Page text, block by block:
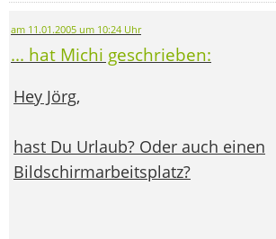
am 11.01.2005 um 10:24 Uhr
... hat Michi geschrieben:
Hey Jörg,
hast Du Urlaub? Oder auch einen
Bildschirmarbeitsplatz?